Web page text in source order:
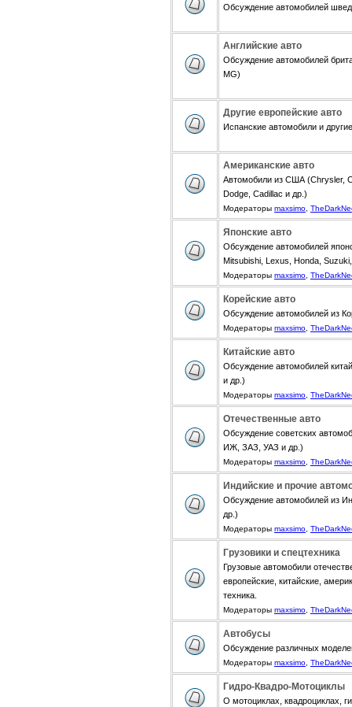
Обсуждение автомобилей
Английские авто
Обсуждение автомобилей
MG)
Другие европейские авто
Испанские автомобили и
Американские авто
Автомобили из США (Chrysler,
Dodge, Cadillac и др.)
Модераторы maxsimo
Японские авто
Обсуждение автомобилей
Mitsubishi, Lexus, Honda,
Модераторы maxsimo
Корейские авто
Обсуждение автомобилей из
Модераторы maxsimo
Китайские авто
Обсуждение автомобилей
и др.)
Модераторы maxsimo
Отечественные авто
Обсуждение советских
ИЖ, ЗАЗ, УАЗ и др.)
Модераторы maxsimo
Индийские и прочие
Обсуждение автомобилей из
др.)
Модераторы maxsimo
Грузовики и спецтехника
Грузовые автомобили
европейские, китайские,
техника.
Модераторы maxsimo
Автобусы
Обсуждение различных
Модераторы maxsimo
Гидро-Квадро-Мотоциклы
О мотоциклах, квадроциклах,